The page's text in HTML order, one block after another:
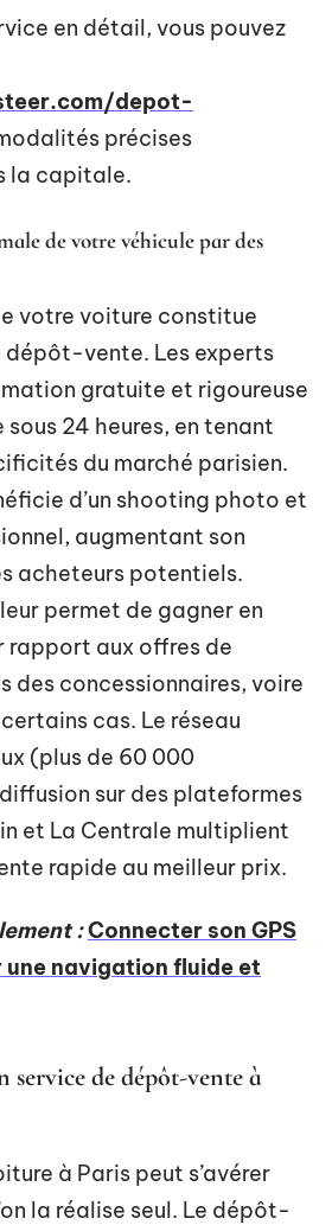
en détail, vous pouvez
depot-
précises
la capitale.
de votre véhicule par des
votre voiture constitue
dépôt-vente. Les experts
gratuite et rigoureuse
24 heures, en tenant
du marché parisien.
d’un shooting photo et
augmentant son
acheteurs potentiels.
permet de gagner en
rapport aux offres de
des concessionnaires, voire
certains cas. Le réseau
(plus de 60 000
sur des plateformes
et La Centrale multiplient
rapide au meilleur prix.
:Connecter son GPS
navigation fluide et
service de dépôt-vente à
à Paris peut s’avérer
la réalise seul. Le dépôt-